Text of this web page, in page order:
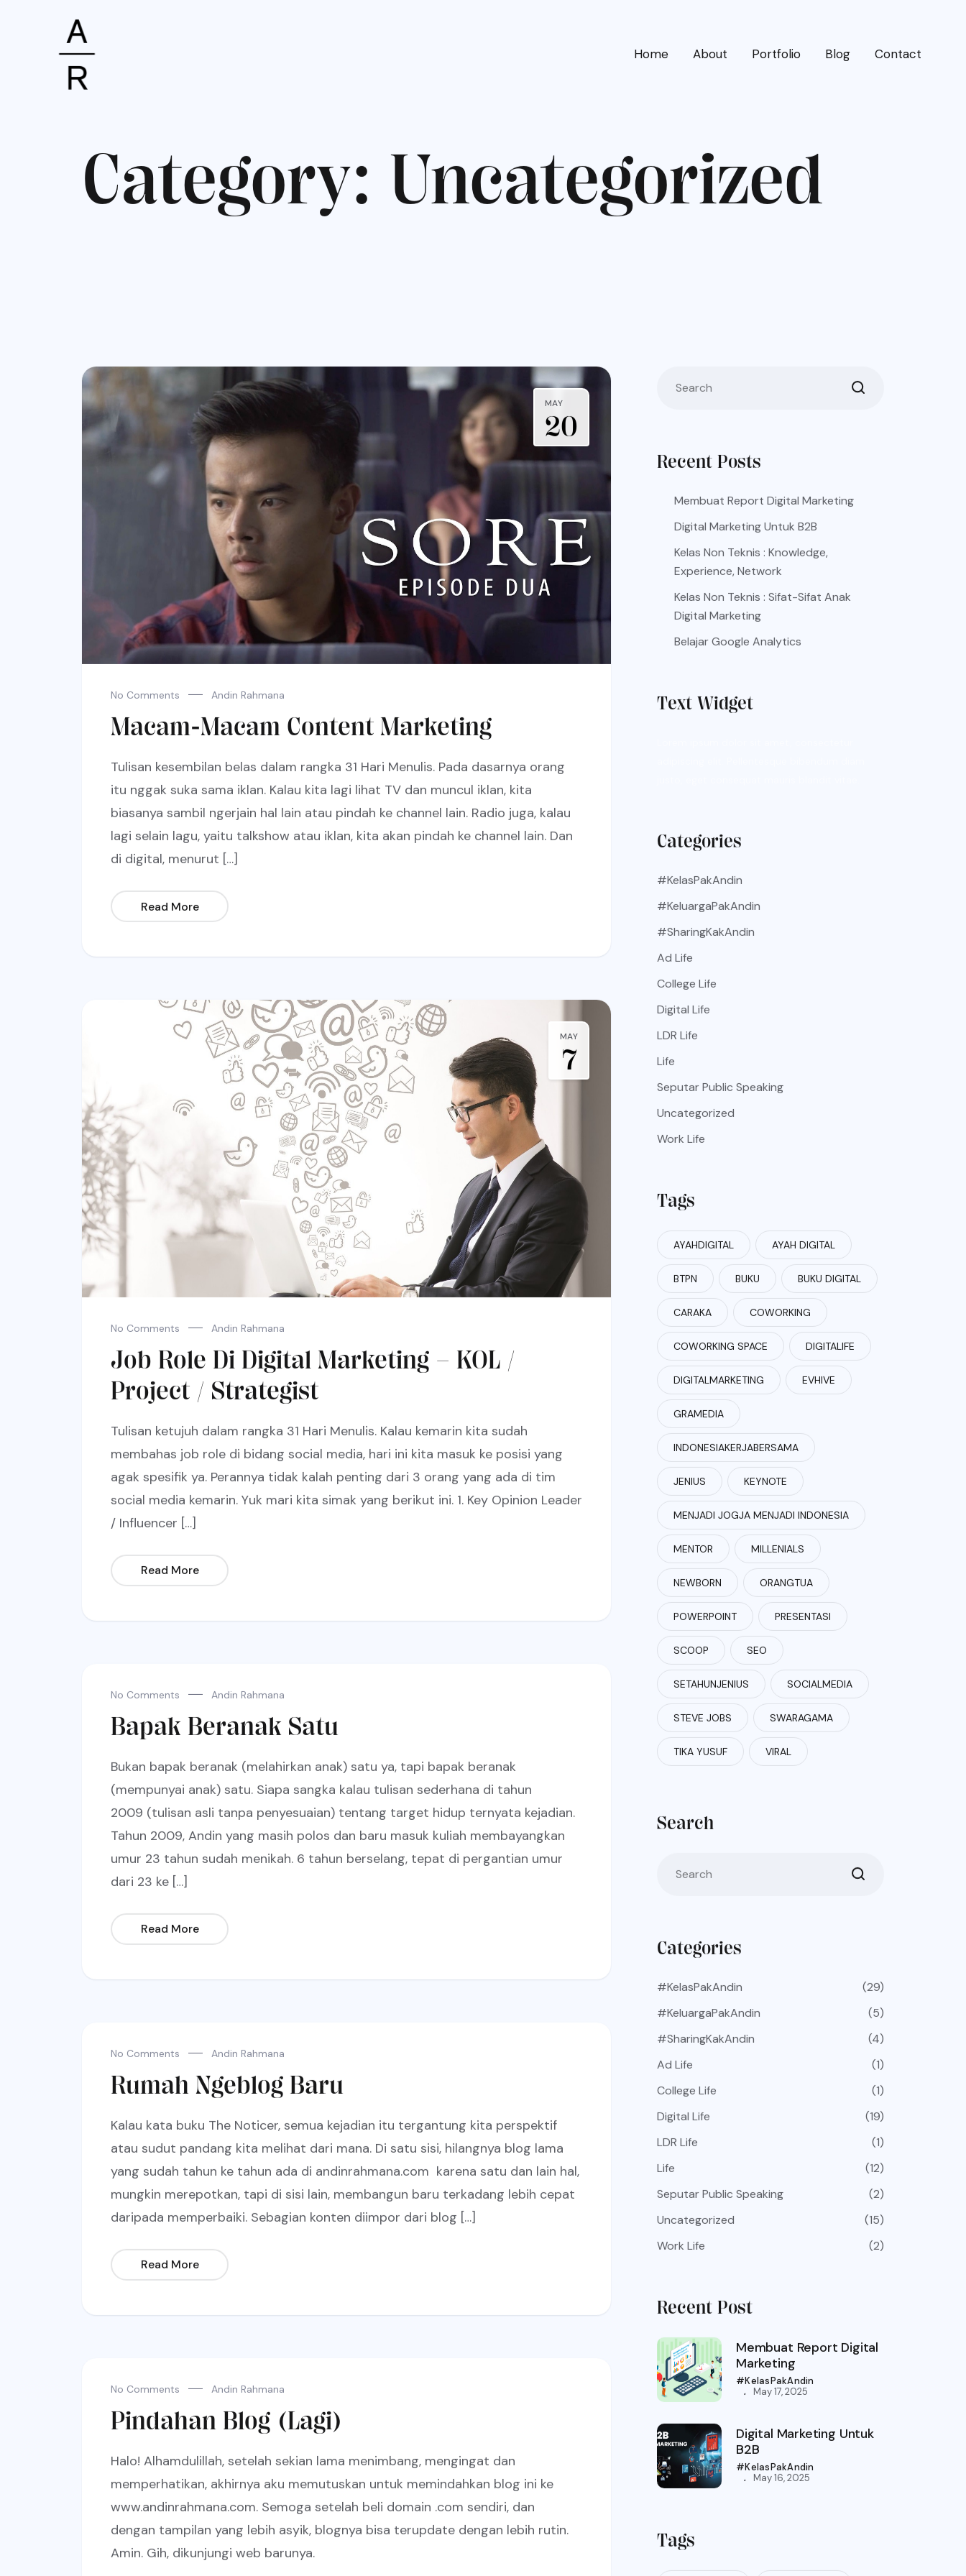
Home About Portfolio Blog Contact
Category: Uncategorized
MAY
20
No Comments Andin Rahmana
Macam-Macam Content Marketing
Tulisan kesembilan belas dalam rangka 31 Hari Menulis. Pada dasarnya orang
itu nggak suka sama iklan. Kalau kita lagi lihat TV dan muncul iklan, kita
biasanya sambil ngerjain hal lain atau pindah ke channel lain. Radio juga, kalau
lagi selain lagu, yaitu talkshow atau iklan, kita akan pindah ke channel lain. Dan
di digital, menurut […]
Read More
MAY
7
No Comments Andin Rahmana
Job Role Di Digital Marketing – KOL /
Project / Strategist
Tulisan ketujuh dalam rangka 31 Hari Menulis. Kalau kemarin kita sudah
membahas job role di bidang social media, hari ini kita masuk ke posisi yang
agak spesifik ya. Perannya tidak kalah penting dari 3 orang yang ada di tim
social media kemarin. Yuk mari kita simak yang berikut ini. 1. Key Opinion Leader
/ Influencer […]
Read More
No Comments Andin Rahmana
Bapak Beranak Satu
Bukan bapak beranak (melahirkan anak) satu ya, tapi bapak beranak
(mempunyai anak) satu. Siapa sangka kalau tulisan sederhana di tahun
2009 (tulisan asli tanpa penyesuaian) tentang target hidup ternyata kejadian.
Tahun 2009, Andin yang masih polos dan baru masuk kuliah membayangkan
umur 23 tahun sudah menikah. 6 tahun berselang, tepat di pergantian umur
dari 23 ke […]
Read More
No Comments Andin Rahmana
Rumah Ngeblog Baru
Kalau kata buku The Noticer, semua kejadian itu tergantung kita perspektif
atau sudut pandang kita melihat dari mana. Di satu sisi, hilangnya blog lama
yang sudah tahun ke tahun ada di andinrahmana.com karena satu dan lain hal,
mungkin merepotkan, tapi di sisi lain, membangun baru terkadang lebih cepat
daripada memperbaiki. Sebagian konten diimpor dari blog […]
Read More
No Comments Andin Rahmana
Pindahan Blog (Lagi)
Halo! Alhamdulillah, setelah sekian lama menimbang, mengingat dan
memperhatikan, akhirnya aku memutuskan untuk memindahkan blog ini ke
www.andinrahmana.com. Semoga setelah beli domain .com sendiri, dan
dengan tampilan yang lebih asyik, blognya bisa terupdate dengan lebih rutin.
Amin. Gih, dikunjungi web barunya.
Recent Posts
Membuat Report Digital Marketing
Digital Marketing Untuk B2B
Kelas Non Teknis : Knowledge,
Experience, Network
Kelas Non Teknis : Sifat-Sifat Anak
Digital Marketing
Belajar Google Analytics
Text Widget
Categories
#KelasPakAndin
#KeluargaPakAndin
#SharingKakAndin
Ad Life
College Life
Digital Life
LDR Life
Life
Seputar Public Speaking
Uncategorized
Work Life
Tags
AYAHDIGITAL AYAH DIGITAL
BTPN BUKU BUKU DIGITAL
CARAKA COWORKING
COWORKING SPACE DIGITALIFE
DIGITALMARKETING EVHIVE
GRAMEDIA
INDONESIAKERJABERSAMA
JENIUS KEYNOTE
MENJADI JOGJA MENJADI INDONESIA
MENTOR MILLENIALS
NEWBORN ORANGTUA
POWERPOINT PRESENTASI
SCOOP SEO
SETAHUNJENIUS SOCIALMEDIA
STEVE JOBS SWARAGAMA
TIKA YUSUF VIRAL
Search
Categories
#KelasPakAndin
(29)
#KeluargaPakAndin
(5)
#SharingKakAndin
(4)
Ad Life
(1)
College Life
(1)
Digital Life
(19)
LDR Life
(1)
Life
(12)
Seputar Public Speaking
(2)
Uncategorized
(15)
Work Life
(2)
Recent Post
Membuat Report Digital
Marketing
#KelasPakAndin
. May 17, 2025
Digital Marketing Untuk
B2B
#KelasPakAndin
. May 16, 2025
Tags